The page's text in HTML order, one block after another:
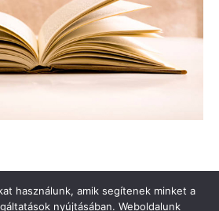
használunk, amik segítenek minket a
nyújtásában. Weboldalunk